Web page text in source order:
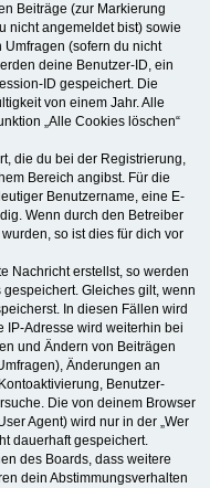
Beiträge (zur Markierung
nicht angemeldet bist) sowie
Umfragen (sofern du nicht
deine Benutzer-ID, ein
ID gespeichert. Die
von einem Jahr. Alle
„Alle Cookies löschen“
die du bei der Registrierung,
Bereich angibst. Für die
Benutzername, eine E-
Wenn durch den Betreiber
so ist dies für dich vor
Nachricht erstellst, so werden
Gleiches gilt, wenn
In diesen Fällen wird
IP-Adresse wird weiterhin bei
und Ändern von Beiträgen
Änderungen an
Benutzer-
Die von deinem Browser
Agent) wird nur in der „Wer
dauerhaft gespeichert.
des Boards, dass weitere
dein Abstimmungsverhalten